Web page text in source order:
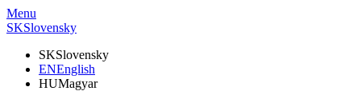
Menu
SKSlovensky
SKSlovensky
ENEnglish
HUMagyar